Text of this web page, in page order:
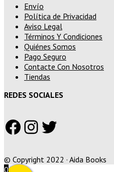
Envío
Política de Privacidad
Aviso Legal
Términos Y Condiciones
Quiénes Somos
Pago Seguro
Contacte Con Nosotros
Tiendas
REDES SOCIALES
Facebook
Instagram
Twitter
© Copyright 2022 · Aida Books
0